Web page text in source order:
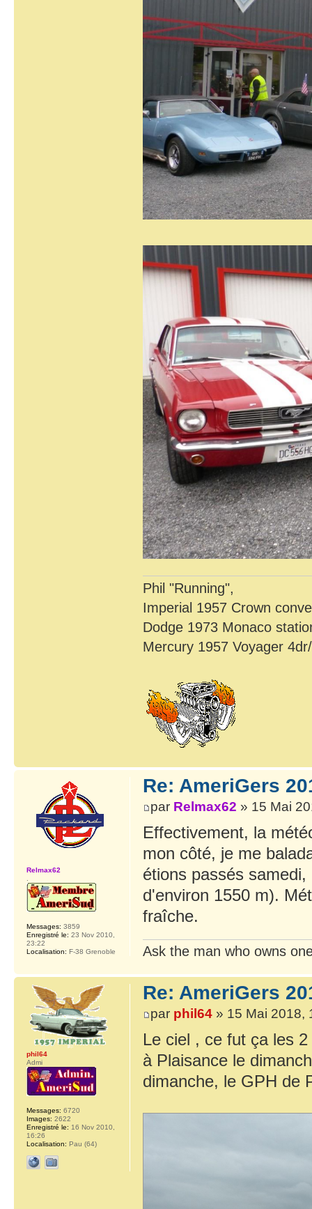
Phil "Running",
Imperial 1957 Crown
Dodge 1973 Monaco
Mercury 1957 Voyager
Re: AmeriGers
par Relmax62 » 15 Mai
Effectivement, la
mon côté, je me
étions passés
d'environ 1550 m).
fraîche.
Ask the man who owns
Relmax62
Messages: 3859
Enregistré le: 23 Nov 2010,
23:22
Localisation: F-38 Grenoble
Re: AmeriGers
par phil64» 15 Mai 2018,
Le ciel , ce fut ça les
à Plaisance le
dimanche, le GPH de
phil64
Admi
Messages: 6720
Images: 2622
Enregistré le: 16 Nov 2010,
16:26
Localisation: Pau (64)